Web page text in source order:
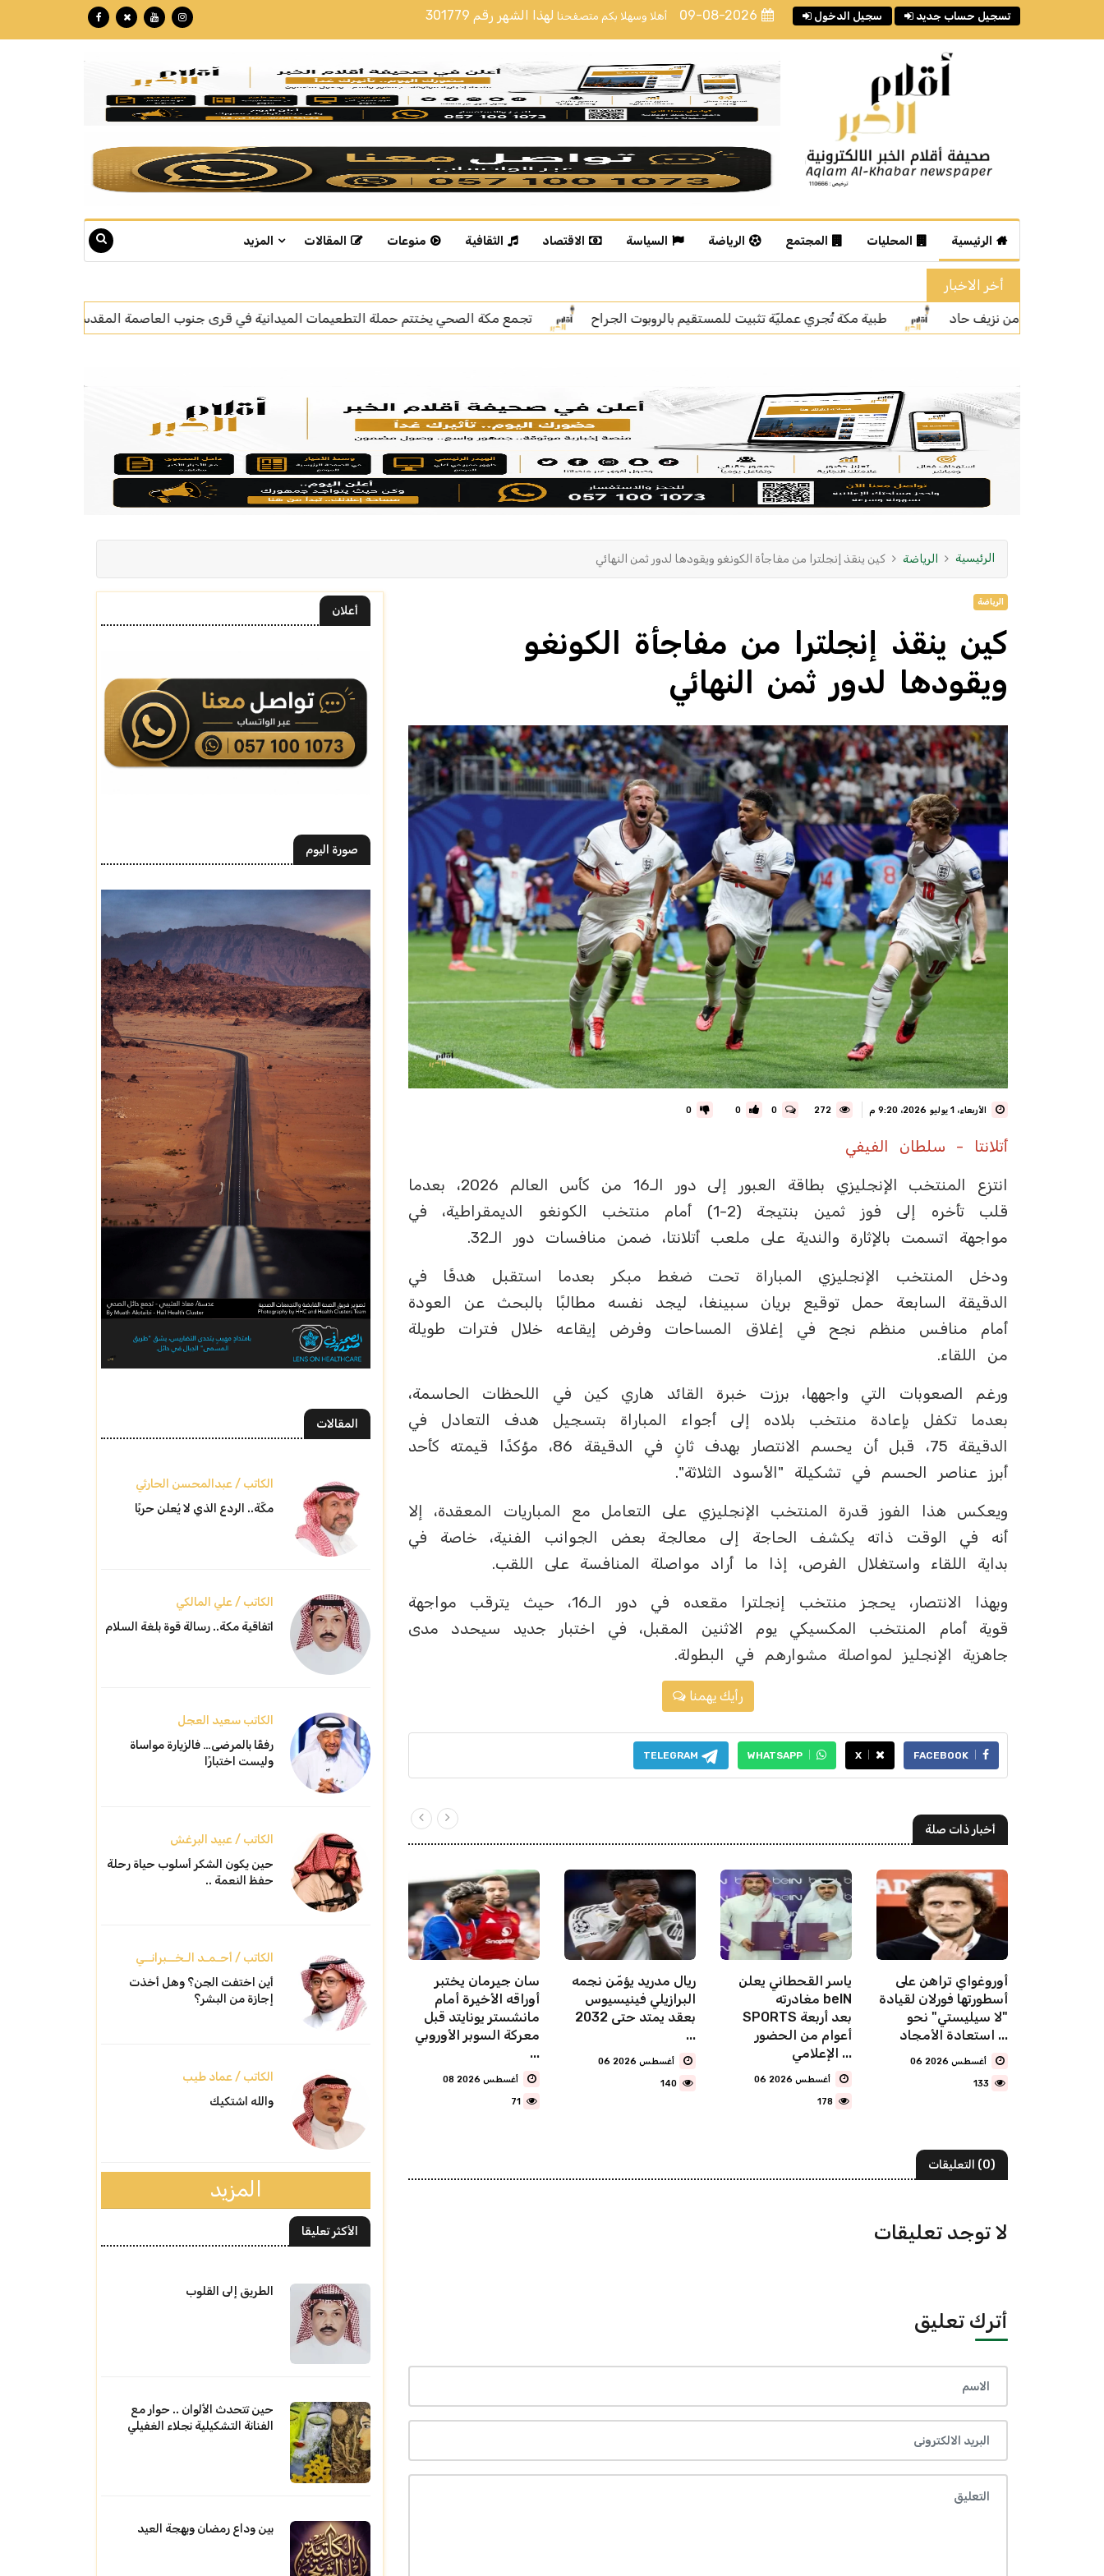
أهلا وسهلا بكم متصفحنا لهذا الشهر رقم 301779 09-08-2026 سجيل الدخول تسجيل حساب جديد
الرئيسية المحليات المجتمع الرياضة السياسة الاقتصاد الثقافية منوعات المقالات المزيد
أخر الاخبار
تُجري عمليّة تثبيت للمستقيم بالروبوت الجراح تجمع مكة الصحي يختتم حملة التطعيمات الميدانية في قرى جنوب العاصمة المقدسة "الهلال الأحمر" و"إنجاد" تعززان الاستجابة
الرئيسية الرياضة كين ينقذ إنجلترا من مفاجأة الكونغو ويقودها لدور ثمن النهائي
الرياضة
كين ينقذ إنجلترا من مفاجأة الكونغو
ويقودها لدور ثمن النهائي
الأربعاء، 1 يوليو 2026، 9:20 م 0
0
0
أتلانتا - سلطان الفيفي
انتزع المنتخب الإنجليزي بطاقة العبور إلى دور الـ16 من كأس العالم 2026، بعدما
قلب تأخره إلى فوز ثمين بنتيجة (2-1) أمام منتخب الكونغو الديمقراطية، في
مواجهة اتسمت بالإثارة والندية على ملعب أتلانتا، ضمن منافسات دور الـ32.
ودخل المنتخب الإنجليزي المباراة تحت ضغط مبكر بعدما استقبل هدفًا في
الدقيقة السابعة حمل توقيع بريان سبينغا، ليجد نفسه مطالبًا بالبحث عن العودة
أمام منافس منظم نجح في إغلاق المساحات وفرض إيقاعه خلال فترات طويلة
من اللقاء.
ورغم الصعوبات التي واجهها، برزت خبرة القائد هاري كين في اللحظات الحاسمة،
بعدما تكفل بإعادة منتخب بلاده إلى أجواء المباراة بتسجيل هدف التعادل في
الدقيقة 75، قبل أن يحسم الانتصار بهدف ثانٍ في الدقيقة 86، مؤكدًا قيمته كأحد
أبرز عناصر الحسم في تشكيلة "الأسود الثلاثة".
ويعكس هذا الفوز قدرة المنتخب الإنجليزي على التعامل مع المباريات المعقدة، إلا
أنه في الوقت ذاته يكشف الحاجة إلى معالجة بعض الجوانب الفنية، خاصة في
بداية اللقاء واستغلال الفرص، إذا ما أراد مواصلة المنافسة على اللقب.
وبهذا الانتصار، يحجز منتخب إنجلترا مقعده في دور الـ16، حيث يترقب مواجهة
قوية أمام المنتخب المكسيكي يوم الاثنين المقبل، في اختبار جديد سيحدد مدى
جاهزية الإنجليز لمواصلة مشوارهم في البطولة.
رأيك يهمنا
FACEBOOK
X
WHATSAPP
TELEGRAM
أخبار ذات صلة
سان جيرمان يختبر
أوراقه الأخيرة أمام
مانشستر يونايتد قبل
معركة السوبر الأوروبي
...
71
ريال مدريد يؤمّن نجمه
البرازيلي فينيسيوس
بعقد يمتد حتى 2032
...
140
ياسر القحطاني يعلن
مغادرته beIN
SPORTS بعد أربعة
أعوام من الحضور
الإعلامي ...
178
أوروغواي تراهن على
أسطورتها فورلان لقيادة
"لا سيليستي" نحو
استعادة الأمجاد ...
133
(0) التعليقات
لا توجد تعليقات
أترك تعليق
أعلان
صورة اليوم
المقالات
الكاتب / عبدالمحسن الحارثي
مكّة.. الردع الذي لا يُعلن حربًا
الكاتب / علي المالكي
اتفاقية مكة.. رسالة قوة بلغة السلام
الكاتب سعيد العجل
رفقًا بالمرضى… فالزيارة مواساة
وليست اختبارًا
الكاتب / عبيد البرغش
حين يكون الشكر أسلوب حياة رحلة
حفظ النعمة ..
الكاتب / أحـمـد الـخــبرانــي
أين اختفت الجن؟ وهل أخذت
إجازة من البشر؟
الكاتب / عماد طيب
والله اشتكيك
المزيد
الأكثر تعليقا
الطريق إلى القلوب
حين تتحدث الألوان .. حوار مع
الفنانة التشكيلية نجلاء الغفيلي
بين وداع رمضان وبهجة العيد